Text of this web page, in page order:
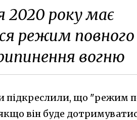
2020 року має
режим
вогню
підкреслили, що "режим
він буде